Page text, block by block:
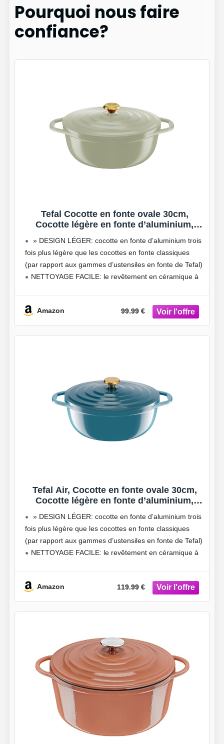
Pourquoi nous faire
confiance?
Tefal Cocotte en fonte ovale 30cm,
Cocotte légère en fonte d’aluminium,
Nettoyage facile, Revêtement en
céramique sûr, Couvercle de
condensation, Compatibilité four,
Induction, Air E2668925
» DESIGN LÉGER: cocotte en fonte d’aluminium trois
fois plus légère que les cocottes en fonte classiques
(par rapport aux gammes d’ustensiles en fonte de Tefal)
NETTOYAGE FACILE: le revêtement en céramique à
Amazon 99.99 €
Tefal Air, Cocotte en fonte ovale 30cm,
Cocotte légère en fonte d’aluminium,
Nettoyage facile, Revêtement en
céramique sûr, Couvercle de
condensation, Compatible four, Induction
E2708904
» DESIGN LÉGER: cocotte en fonte d’aluminium trois
fois plus légère que les cocottes en fonte classiques
(par rapport aux gammes d’ustensiles en fonte de Tefal)
NETTOYAGE FACILE: le revêtement en céramique à
Amazon 119.99 €